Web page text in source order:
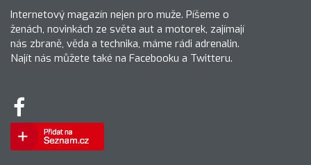
Internetový magazín nejen pro muže. Píšeme o
ženách, novinkách ze světa aut a motorek, zajímají
nás zbraně, věda a technika, máme rádi adrenalin.
Najít nás můžete také na Facebooku a Twitteru.